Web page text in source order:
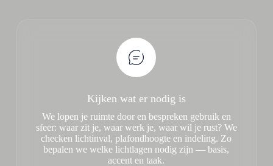
Kijken wat er nodig is
We lopen je ruimte door en bespreken gebruik en
sfeer: waar zit je, waar werk je, waar wil je rust? We
checken lichtinval, plafondhoogte en indeling. Zo
bepalen we welke lichtlagen nodig zijn — basis,
accent en taak.